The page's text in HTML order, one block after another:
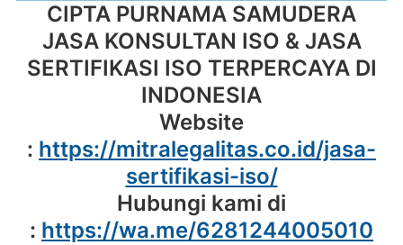
CIPTA PURNAMA SAMUDERA
JASA KONSULTAN ISO & JASA
SERTIFIKASI ISO TERPERCAYA DI
INDONESIA
Website
: https://mitralegalitas.co.id/jasa-
sertifikasi-iso/
Hubungi kami di
: https://wa.me/6281244005010